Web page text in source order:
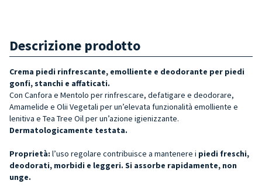
Descrizione prodotto
Crema piedi rinfrescante, emolliente e deodorante per piedi
gonfi, stanchi e affaticati.
Con Canfora e Mentolo per rinfrescare, defatigare e deodorare,
Amamelide e Olii Vegetali per un’elevata funzionalità emolliente e
lenitiva e Tea Tree Oil per un’azione igienizzante.
Dermatologicamente testata.
Proprietà: l’uso regolare contribuisce a mantenere i piedi freschi,
deodorati, morbidi e leggeri. Si assorbe rapidamente, non
unge.